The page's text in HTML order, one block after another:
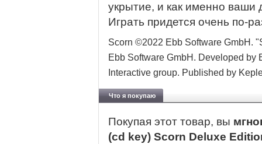
укрытие, и как именно ваши
Играть придется очень по-
Scorn ©2022 Ebb Software GmbH.
Ebb Software GmbH. Developed by
Interactive group. Published by
Что я покупаю
Покупая этот товар, вы
(cd key) Scorn Deluxe